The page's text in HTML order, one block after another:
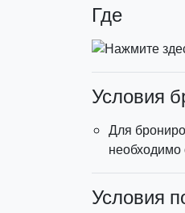
Где
Условия
Для
необходимо
Условия